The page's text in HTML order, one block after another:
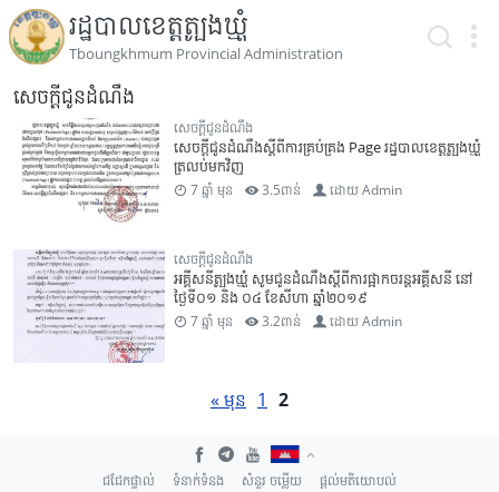
រដ្ឋបាលខេត្តត្បូងឃ្មុំ
Tboungkhmum Provincial Administration
សេចក្តីជូនដំណឹង
សេចក្តីជូនដំណឹង
សេចក្តីជូនដំណឹងស្តីពីការគ្រប់គ្រង Page រដ្ឋបាលខេត្តត្បូងឃ្មុំ
ត្រលប់មកវិញ
7 ឆ្នាំ មុន 3.5ពាន់ ដោយAdmin
សេចក្តីជូនដំណឹង
អគ្គីសនីត្បូងឃ្មុំ សូមជូនដំណឹងស្តីពីការផ្អាកចរន្តអគ្គីសនី នៅ
ថ្ងៃទី០១ និង ០៤ ខែសីហា ឆ្នាំ២០១៩
7 ឆ្នាំ មុន 3.2ពាន់ ដោយAdmin
« មុន 1 2
ជជែកផ្ទាល់ ទំនាក់ទំនង សំនួរ ចម្លើយ
ផ្តល់មតិយោបល់